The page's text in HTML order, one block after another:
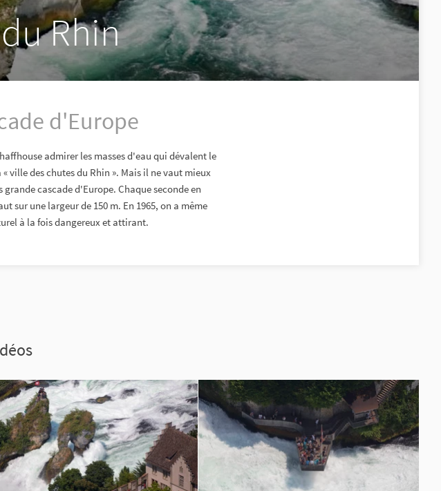
Rhin
d'Europe
admirer les masses d'eau qui dévalent le
ville des chutes du Rhin ». Mais il ne vaut mieux
cascade d'Europe. Chaque seconde en
sur une largeur de 150 m. En 1965, on a même
à la fois dangereux et attirant.